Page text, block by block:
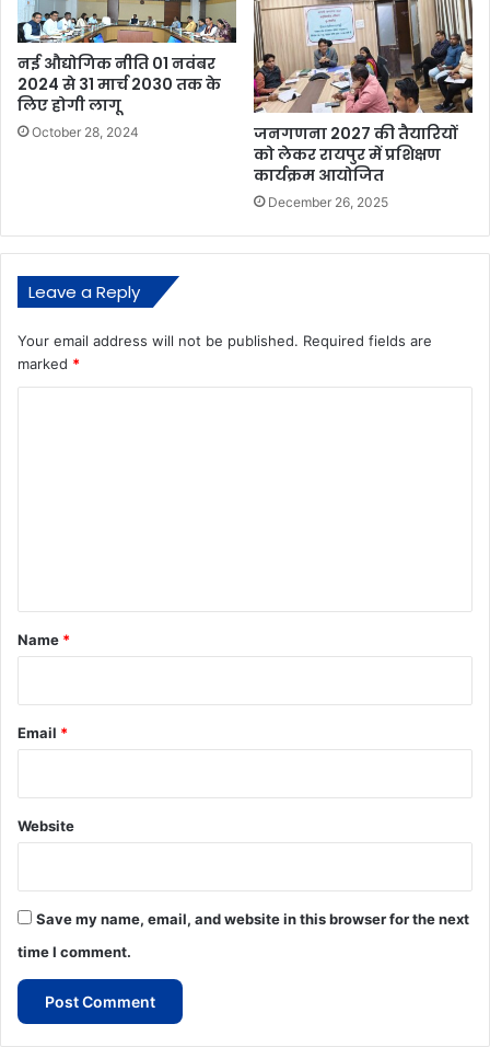
नई औद्योगिक नीति 01 नवंबर
2024 से 31 मार्च 2030 तक के
लिए होगी लागू
October 28, 2024
जनगणना 2027 की तैयारियों
को लेकर रायपुर में प्रशिक्षण
कार्यक्रम आयोजित
December 26, 2025
Leave a Reply
Your email address will not be published. Required fields are
marked *
*
Name *
Email *
Website
Save my name, email, and website in this browser for the next
time I comment.